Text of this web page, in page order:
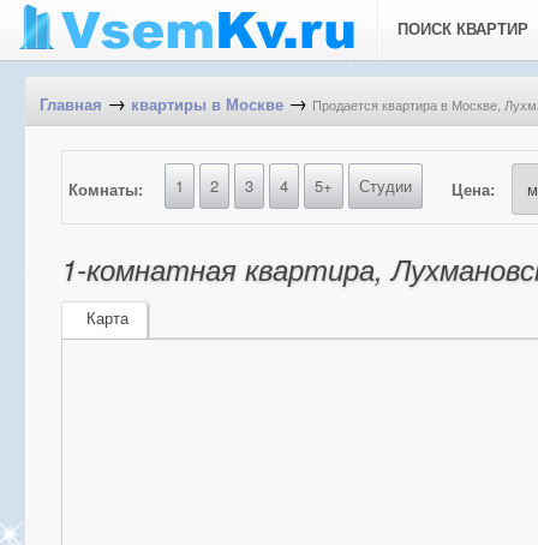
ПОИСК КВАРТИР
Главная → квартиры в Москве → Продается квартира в Москве,
Комнаты: 1 2 3 4 5+ Студии Цена:
1-комнатная квартира,
Карта